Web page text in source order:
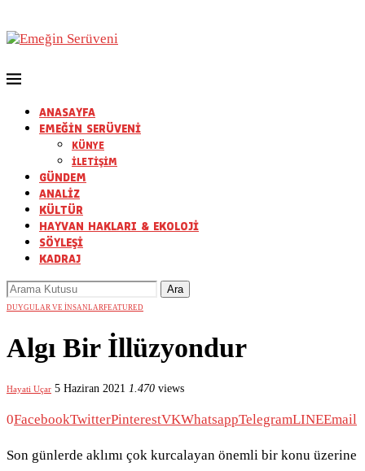
ANASAYFA
EMEĞİN SERÜVENİ
KÜNYE
İLETİŞİM
GÜNDEM
ANALİZ
KÜLTÜR
HAYVAN HAKLARI & EKOLOJİ
SÖYLEŞİ
KADRAJ
DUYGULAR VE İNSANLARFEATURED
Algı Bir İllüzyondur
Hayati Uçar 5 Haziran 2021 1.470 views
0FacebookTwitterPinterestVKWhatsappTelegramLINEEmail
Son günlerde aklımı çok kurcalayan önemli bir konu üzerine